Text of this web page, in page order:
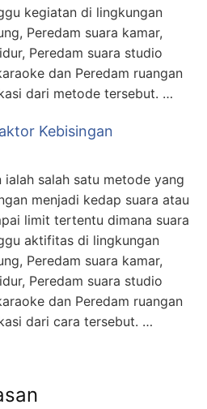
kegiatan di lingkungan
Peredam suara kamar,
Peredam suara studio
dan Peredam ruangan
dari metode tersebut. …
Kebisingan
ialah salah satu metode yang
menjadi kedap suara atau
limit tertentu dimana suara
aktifitas di lingkungan
Peredam suara kamar,
Peredam suara studio
dan Peredam ruangan
dari cara tersebut. …